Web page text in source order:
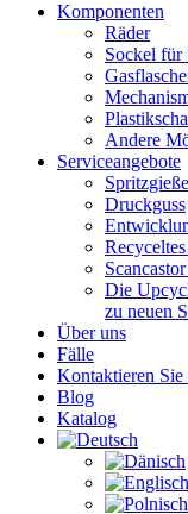
Komponenten
Räder
Sockel für
Andere
Serviceangebote
Druckguss
Die
zu neuen
Über uns
Fälle
Kontaktieren Sie
Blog
Katalog